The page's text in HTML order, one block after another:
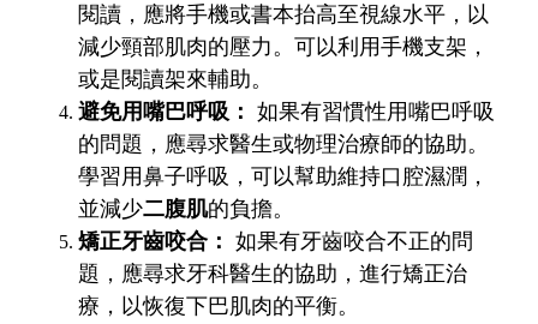
閱讀，應將手機或書本抬高至視線水平，以
減少頸部肌肉的壓力。可以利用手機支架，
或是閱讀架來輔助。
避免用嘴巴呼吸： 如果有習慣性用嘴巴呼吸
的問題，應尋求醫生或物理治療師的協助。
學習用鼻子呼吸，可以幫助維持口腔濕潤，
並減少二腹肌的負擔。
矯正牙齒咬合： 如果有牙齒咬合不正的問
題，應尋求牙科醫生的協助，進行矯正治
療，以恢復下巴肌肉的平衡。